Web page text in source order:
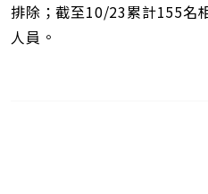
排除；截至10/23累計155名
人員。